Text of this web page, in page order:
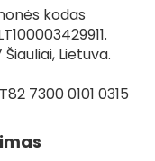
kodas
Lietuva.
7300 0101 0315